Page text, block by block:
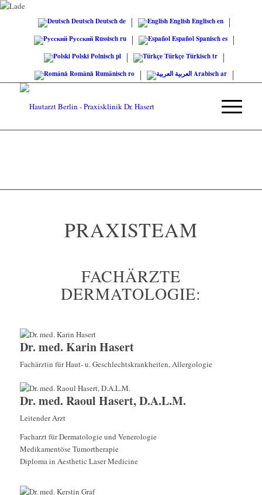
DeutschDeutschde EnglishEnglischen
РусскийRussischru EspañolSpanisches
PolskiPolnischpl TürkçeTürkischtr
RomânăRumänischro العربيةArabischar
PRAXISTEAM
FACHÄRZTE
DERMATOLOGIE:
Dr. med. Karin Hasert
Fachärztin für Haut- u. Geschlechtskrankheiten, Allergologie
Dr. med. Raoul Hasert, D.A.L.M.
Leitender Arzt
Facharzt für Dermatologie und Venerologie
Medikamentöse Tumortherapie
Diploma in Aesthetic Laser Medicine